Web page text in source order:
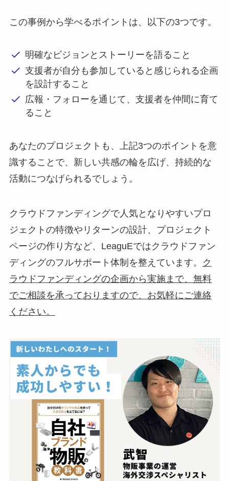
この事例から学べるポイントは、以下の3つです。
明確なビジョンとストーリーを語ること
支援者が自分も参加していると感じられる企画
を設計すること
広報・フォローを通じて、支援者を仲間に育て
ること
あなたのプロジェクトも、上記3つのポイントを意
識することで、新しい共感の輪を広げ、持続的な
活動につなげられるでしょう。
クラウドファンディングで人気となりやすいプロ
ジェクトの特徴やリターンの設計、プロジェクト
ページの作り方など、LeaguEではクラウドファン
ディングのフルサポート体制を整えています。
ク
ラウドファンディングの企画から実施まで、無料
でご相談を承っておりますので、お気軽にご連絡
ください。